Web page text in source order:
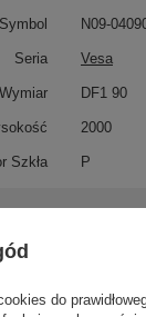
Symbol N09-
Seria Vesa
Wymiar DF1 90
2000
Szkła P
Masz
niezwłocznie,
publikując
do